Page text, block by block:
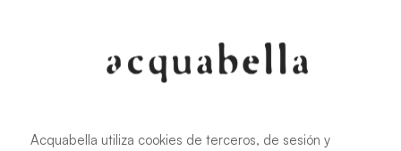
PDF
Acquabella utiliza cookies de terceros, de sesión y